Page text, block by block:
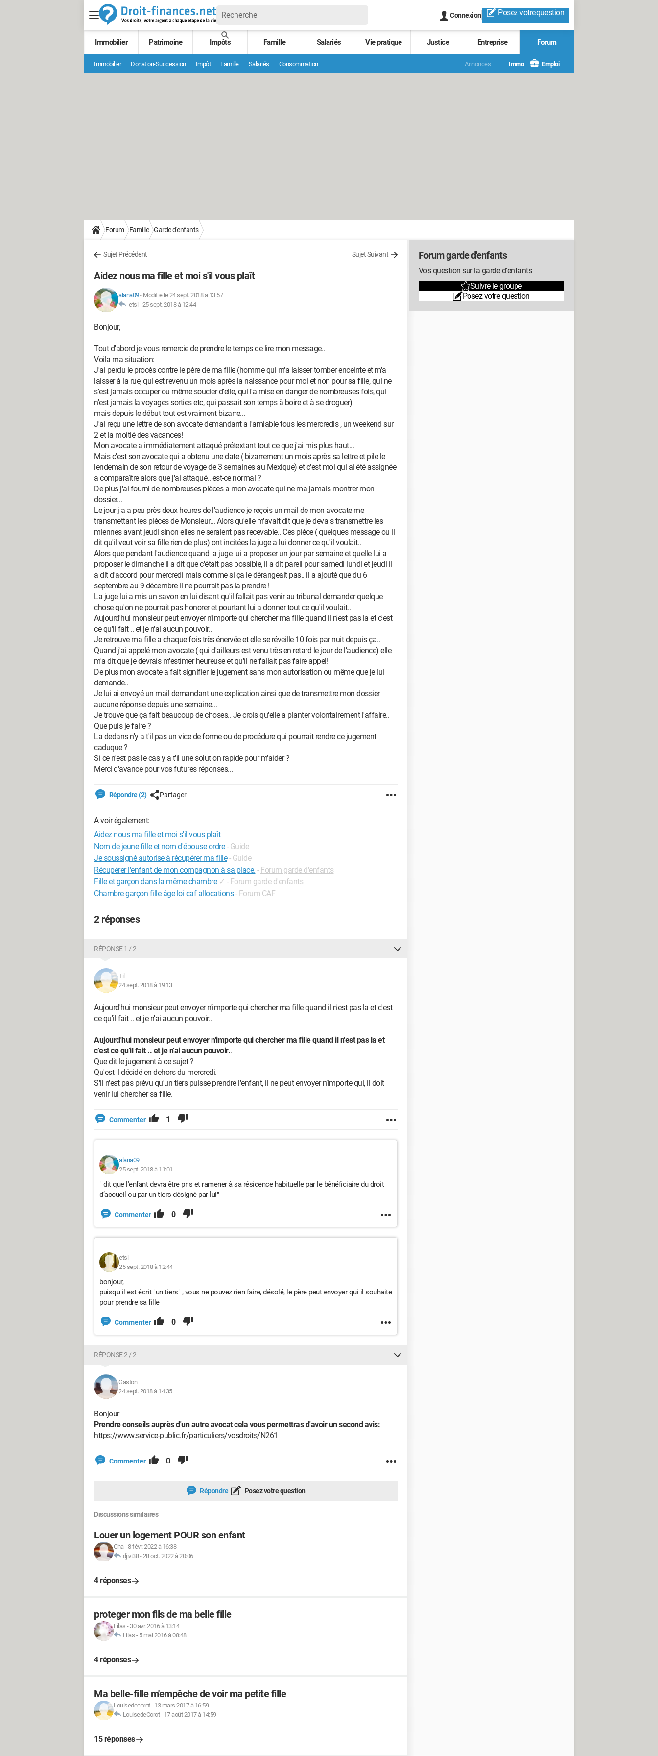
Connexion Posez votrequestion
Immobilier Patrimoine Impôts Famille Salariés Vie pratique Justice Entreprise Forum
Immobilier Donation-Succession Impôt Famille Salariés Consommation Annonces Immo Emploi
Forum Famille Garde d'enfants
Sujet Précédent Sujet Suivant
Aidez nous ma fille et moi s'il vous plaît
alana09- Modifié le 24 sept. 2018 à 13:57
etsi -25 sept. 2018 à 12:44
Bonjour,
Tout d'abord je vous remercie de prendre le temps de lire mon message..
Voila ma situation:
J'ai perdu le procès contre le père de ma fille (homme qui m'a laisser tomber enceinte et m'a
laisser à la rue, qui est revenu un mois après la naissance pour moi et non pour sa fille, qui ne
s'est jamais occuper ou même soucier d'elle, qui l'a mise en danger de nombreuses fois, qui
n'est jamais la voyages sorties etc, qui passait son temps à boire et à se droguer)
mais depuis le début tout est vraiment bizarre...
J'ai reçu une lettre de son avocate demandant a l'amiable tous les mercredis , un weekend sur
2 et la moitié des vacances!
Mon avocate a immédiatement attaqué prétextant tout ce que j'ai mis plus haut...
Mais c'est son avocate qui a obtenu une date ( bizarrement un mois après sa lettre et pile le
lendemain de son retour de voyage de 3 semaines au Mexique) et c'est moi qui ai été assignée
a comparaître alors que j'ai attaqué.. est-ce normal ?
De plus j'ai fourni de nombreuses pièces a mon avocate qui ne ma jamais montrer mon
dossier...
Le jour j a a peu près deux heures de l'audience je reçois un mail de mon avocate me
transmettant les pièces de Monsieur... Alors qu'elle m'avait dit que je devais transmettre les
miennes avant jeudi sinon elles ne seraient pas recevable.. Ces pièce ( quelques message ou il
dit qu'il veut voir sa fille rien de plus) ont incitées la juge a lui donner ce qu'il voulait..
Alors que pendant l'audience quand la juge lui a proposer un jour par semaine et quelle lui a
proposer le dimanche il a dit que c'était pas possible, il a dit pareil pour samedi lundi et jeudi il
a dit d'accord pour mercredi mais comme si ça le dérangeait pas.. il a ajouté que du 6
septembre au 9 décembre il ne pourrait pas la prendre !
La juge lui a mis un savon en lui disant qu'il fallait pas venir au tribunal demander quelque
chose qu'on ne pourrait pas honorer et pourtant lui a donner tout ce qu'il voulait..
Aujourd'hui monsieur peut envoyer n'importe qui chercher ma fille quand il n'est pas la et c'est
ce qu'il fait .. et je n'ai aucun pouvoir..
Je retrouve ma fille a chaque fois très énervée et elle se réveille 10 fois par nuit depuis ça..
Quand j'ai appelé mon avocate ( qui d'ailleurs est venu très en retard le jour de l’audience) elle
m'a dit que je devrais m'estimer heureuse et qu'il ne fallait pas faire appel!
De plus mon avocate a fait signifier le jugement sans mon autorisation ou même que je lui
demande..
Je lui ai envoyé un mail demandant une explication ainsi que de transmettre mon dossier
aucune réponse depuis une semaine...
Je trouve que ça fait beaucoup de choses.. Je crois qu'elle a planter volontairement l'affaire..
Que puis je faire ?
La dedans n'y a t'il pas un vice de forme ou de procédure qui pourrait rendre ce jugement
caduque ?
Si ce n'est pas le cas y a t'il une solution rapide pour m'aider ?
Merci d'avance pour vos futures réponses...
Répondre (2) Partager
A voir également:
Aidez nous ma fille et moi s'il vous plaît
Nom de jeune fille et nom d'épouse ordre - Guide
Je soussigné autorise à récupérer ma fille - Guide
Récupérer l'enfant de mon compagnon à sa place. - Forum garde d'enfants
Fille et garçon dans la même chambre ✓ - Forum garde d'enfants
Chambre garçon fille âge loi caf allocations - Forum CAF
2 réponses
RÉPONSE 1 / 2
Til
24 sept. 2018 à 19:13
Aujourd'hui monsieur peut envoyer n'importe qui chercher ma fille quand il n'est pas la et c'est
ce qu'il fait .. et je n'ai aucun pouvoir..
Aujourd'hui monsieur peut envoyer n'importe qui chercher ma fille quand il n'est pas la et
c'est ce qu'il fait .. et je n'ai aucun pouvoir..
Que dit le jugement à ce sujet ?
Qu'est il décidé en dehors du mercredi.
S'il n'est pas prévu qu'un tiers puisse prendre l'enfant, il ne peut envoyer n’importe qui, il doit
venir lui chercher sa fille.
Commenter 1
alana09
25 sept. 2018 à 11:01
" dit que l'enfant devra être pris et ramener à sa résidence habituelle par le bénéficiaire du droit
d’accueil ou par un tiers désigné par lui"
Commenter 0
etsi
25 sept. 2018 à 12:44
bonjour,
puisqu il est écrit "un tiers" , vous ne pouvez rien faire, désolé, le père peut envoyer qui il souhaite
pour prendre sa fille
Commenter 0
RÉPONSE 2 / 2
Gaston
24 sept. 2018 à 14:35
Bonjour
Prendre conseils auprès d'un autre avocat cela vous permettras d'avoir un second avis:
https://www.service-public.fr/particuliers/vosdroits/N261
Commenter 0
Répondre Posez votre question
Discussions similaires
Louer un logement POUR son enfant
Cha-8 févr. 2022 à 16:38
djivi38-28 oct. 2022 à 20:06
4 réponses
proteger mon fils de ma belle fille
Lilas - 30 avr. 2016 à 13:14
Lilas - 5 mai 2016 à 08:48
4 réponses
Ma belle-fille m'empêche de voir ma petite fille
Louisedecorot- 13 mars 2017 à 16:59
LouisedeCorot- 17 août 2017 à 14:59
15 réponses
Forum garde d'enfants
Vos question sur la garde d'enfants
Suivre le groupe
Posez votre question